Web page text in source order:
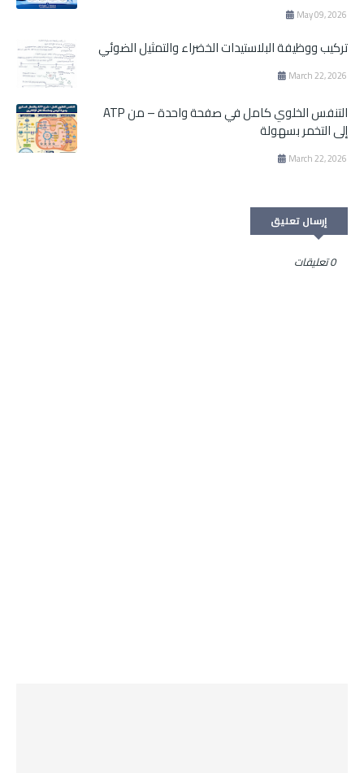
May 09, 2026
تركيب ووظيفة البلاستيدات الخضراء والتمثيل الضوئي
March 22, 2026
التنفس الخلوي كامل في صفحة واحدة – من ATP
إلى التخمر بسهولة
March 22, 2026
إرسال تعليق
0 تعليقات